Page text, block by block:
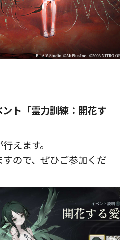
ト「霊力訓練：開花す
えます。
ので、ぜひご参加くだ